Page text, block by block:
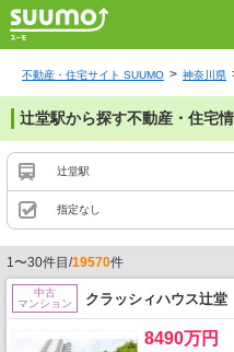
不動産・住宅サイト SUUMO 神奈川県
辻堂駅から探す不動産・住宅
辻堂駅
指定なし
1〜30件目/19570件
中古
マンション
クラッシィハウス辻堂
8490万円